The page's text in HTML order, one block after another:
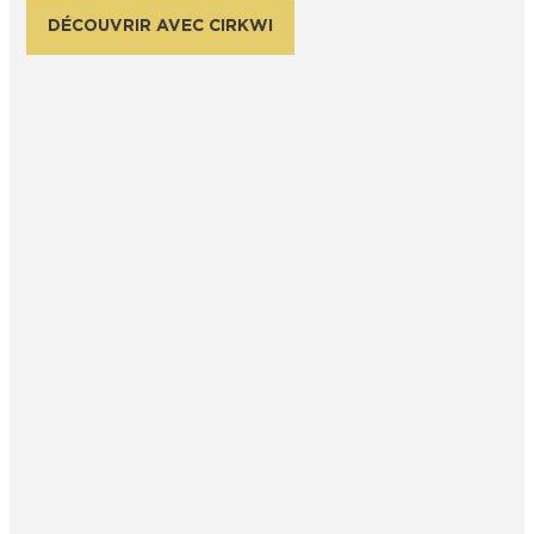
DÉCOUVRIR AVEC CIRKWI